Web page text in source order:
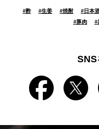
#酢 #生姜 #焼酎 #日本
#豚肉 #
SNS